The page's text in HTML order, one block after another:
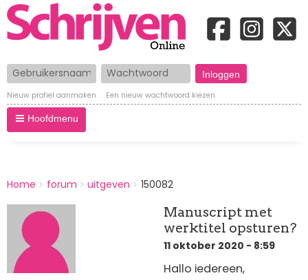
Gebruikersnaam Wachtwoord
Nieuw profiel aanmaken Een nieuw wachtwoord kiezen
Hoofdmenu
BREADCRUMBS
You
here:
Home forum uitgeven 150082
Manuscript met
werktitel opsturen?
11 oktober 2020 - 8:59
Hallo iedereen,